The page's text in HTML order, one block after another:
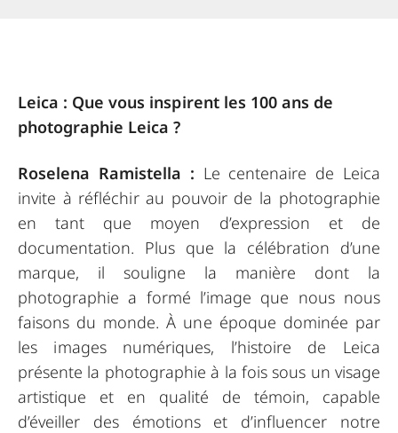
Leica : Que vous inspirent les 100 ans de
photographie Leica ?
Roselena Ramistella : Le centenaire de Leica
invite à réfléchir au pouvoir de la photographie
en tant que moyen d’expression et de
documentation. Plus que la célébration d’une
marque, il souligne la manière dont la
photographie a formé l’image que nous nous
faisons du monde. À une époque dominée par
les images numériques, l’histoire de Leica
présente la photographie à la fois sous un visage
artistique et en qualité de témoin, capable
d’éveiller des émotions et d’influencer notre